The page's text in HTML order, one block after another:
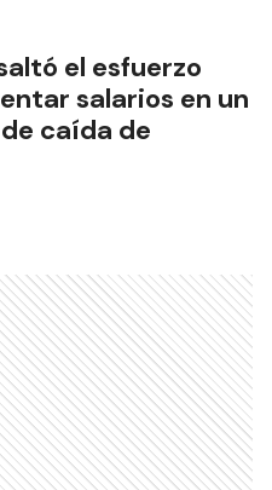
el esfuerzo
salarios en un
caída de